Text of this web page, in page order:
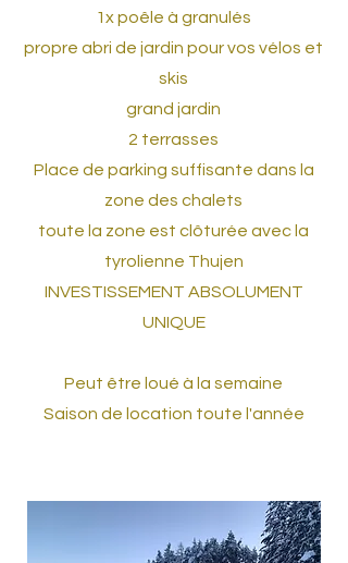
1x poêle à granulés
propre abri de jardin pour vos vélos et
skis
grand jardin
2 terrasses
Place de parking suffisante dans la
zone des chalets
toute la zone est clôturée avec la
tyrolienne Thujen
INVESTISSEMENT ABSOLUMENT
UNIQUE
Peut être loué à la semaine
Saison de location toute l'année